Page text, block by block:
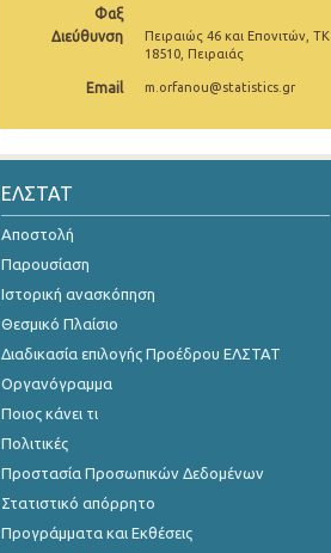
Νοεμβρίου 2024
Αυγούστου 2024
Ιουλίου 2024
Ιουνίου 2024
Μαΐου 2024
Απριλίου 2024
Φεβρουαρίου 2024
Ιανουαρίου 2024
Δεκεμβρίου 2023
Νοεμβρίου 2023
Φαξ
Διεύθυνση
Πειραιώς 46 και Επονιτών, ΤΚ
18510, Πειραιάς
Email m.orfanou@statistics.gr
ΕΛΣΤΑΤ
Αποστολή
Παρουσίαση
Ιστορική ανασκόπηση
Θεσμικό Πλαίσιο
Διαδικασία επιλογής Προέδρου ΕΛΣΤΑΤ
Οργανόγραμμα
Ποιος κάνει τι
Πολιτικές
Προστασία Προσωπικών Δεδομένων
Στατιστικό απόρρητο
Προγράμματα και Εκθέσεις